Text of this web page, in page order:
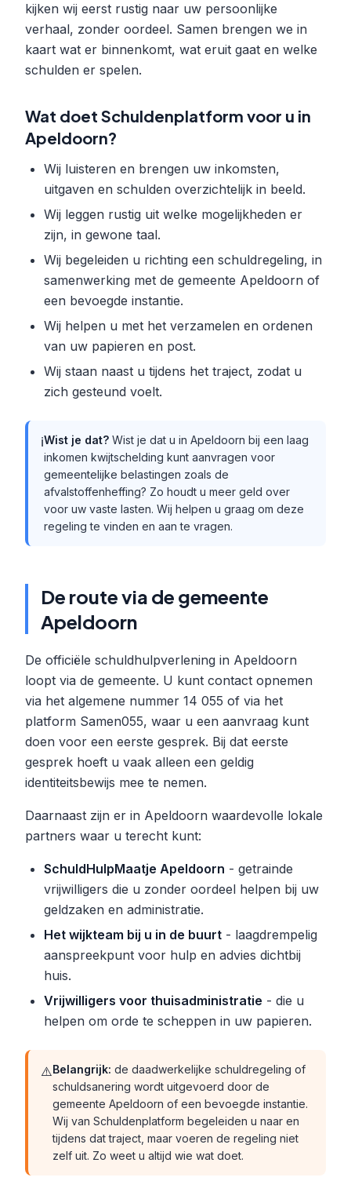
kijken wij eerst rustig naar uw persoonlijke
verhaal, zonder oordeel. Samen brengen we in
kaart wat er binnenkomt, wat eruit gaat en welke
schulden er spelen.
Wat doet Schuldenplatform voor u in
Apeldoorn?
Wij luisteren en brengen uw inkomsten,
uitgaven en schulden overzichtelijk in beeld.
Wij leggen rustig uit welke mogelijkheden er
zijn, in gewone taal.
Wij begeleiden u richting een schuldregeling, in
samenwerking met de gemeente Apeldoorn of
een bevoegde instantie.
Wij helpen u met het verzamelen en ordenen
van uw papieren en post.
Wij staan naast u tijdens het traject, zodat u
zich gesteund voelt.
ℹ️Wist je dat? Wist je dat u in Apeldoorn bij een laag
inkomen kwijtschelding kunt aanvragen voor
gemeentelijke belastingen zoals de
afvalstoffenheffing? Zo houdt u meer geld over
voor uw vaste lasten. Wij helpen u graag om deze
regeling te vinden en aan te vragen.
De route via de gemeente
Apeldoorn
De officiële schuldhulpverlening in Apeldoorn
loopt via de gemeente. U kunt contact opnemen
via het algemene nummer 14 055 of via het
platform Samen055, waar u een aanvraag kunt
doen voor een eerste gesprek. Bij dat eerste
gesprek hoeft u vaak alleen een geldig
identiteitsbewijs mee te nemen.
Daarnaast zijn er in Apeldoorn waardevolle lokale
partners waar u terecht kunt:
SchuldHulpMaatje Apeldoorn - getrainde
vrijwilligers die u zonder oordeel helpen bij uw
geldzaken en administratie.
Het wijkteam bij u in de buurt - laagdrempelig
aanspreekpunt voor hulp en advies dichtbij
huis.
Vrijwilligers voor thuisadministratie - die u
helpen om orde te scheppen in uw papieren.
⚠️Belangrijk: de daadwerkelijke schuldregeling of
schuldsanering wordt uitgevoerd door de
gemeente Apeldoorn of een bevoegde instantie.
Wij van Schuldenplatform begeleiden u naar en
tijdens dat traject, maar voeren de regeling niet
zelf uit. Zo weet u altijd wie wat doet.